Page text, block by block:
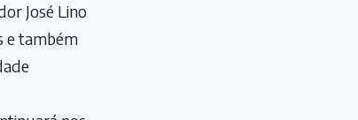
José Lino
e também